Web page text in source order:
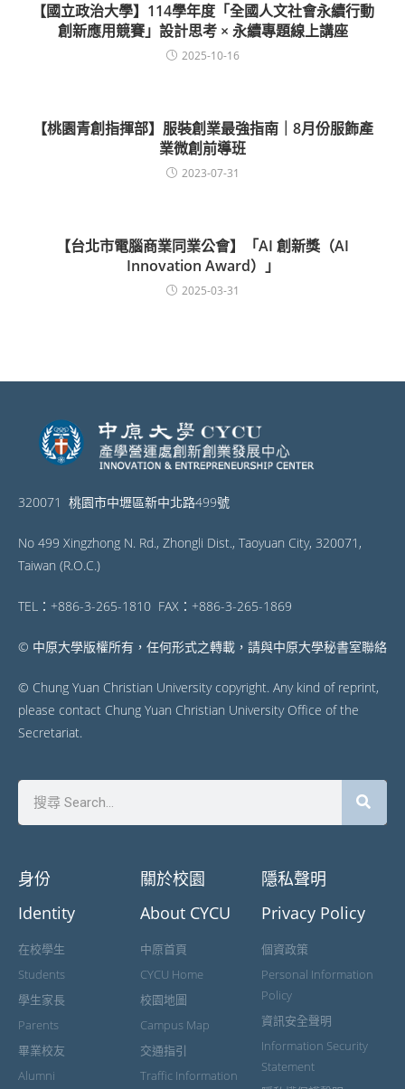
【國立政治大學】114學年度「全國人文社會永續行動
創新應用競賽」設計思考 × 永續專題線上講座
2025-10-16
【桃園青創指揮部】服裝創業最強指南｜8月份服飾產
業微創前導班
2023-07-31
【台北市電腦商業同業公會】「AI 創新獎（AI
Innovation Award）」
2025-03-31
320071 桃園市中壢區新中北路499號
No 499 Xingzhong N. Rd., Zhongli Dist., Taoyuan City, 320071,
Taiwan (R.O.C.)
TEL：+886-3-265-1810 FAX：+886-3-265-1869
© 中原大學版權所有，任何形式之轉載，請與中原大學秘書室聯絡
© Chung Yuan Christian University copyright. Any kind of reprint,
please contact Chung Yuan Christian University Office of the
Secretariat.
身份
Identity
在校學生
Students
學生家長
Parents
畢業校友
Alumni
關於校園
About CYCU
中原首頁
CYCU Home
校園地圖
Campus Map
交通指引
Traffic Information
隱私聲明
Privacy Policy
個資政策
Personal Information
Policy
資訊安全聲明
Information Security
Statement